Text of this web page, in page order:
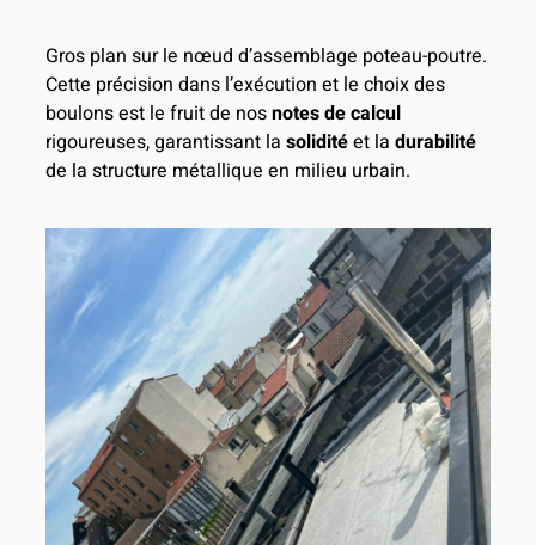
Gros plan sur le nœud d’assemblage poteau-poutre.
Cette précision dans l’exécution et le choix des
boulons est le fruit de nosnotes de calcul
rigoureuses, garantissant la soliditéet la durabilité
de la structure métallique en milieu urbain.